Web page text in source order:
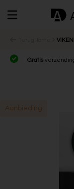
Gratis
Aanbieding